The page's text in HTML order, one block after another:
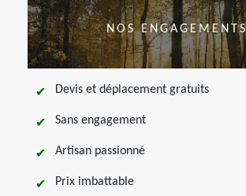
NOS
Devis et déplacement gratuits
Sans engagement
Artisan passionné
Prix imbattable